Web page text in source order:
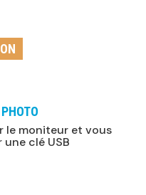
le moniteur et vous
clé USB